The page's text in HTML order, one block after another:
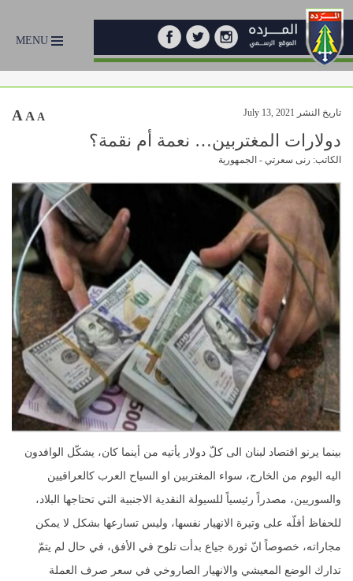
MENU
تاريخ النشر July 13, 2021 A A A
دولارات المغتربين… نعمة أم نقمة؟
الكاتب: رنى سعرتي - الجمهورية
بينما يرنو اقتصاد لبنان الى كلّ دولار يأتيه من أينما كان، يشكّل الوافدون
اليه اليوم من الخارج، سواء المغتربين او السياح العرب كالعراقيين
والسوريين، مصدراً رئيسياً للسيولة النقدية الاجنبية التي تحتاجها البلاد،
للحفاظ أقلّه على وتيرة الانهيار نفسها، وليس تسارعها بشكل لا يمكن
مجاراته، خصوصاً انّ ثورة جياع بدأت تلوح في الأفق، في حال لم يتمّ
تدارك الوضع المعيشي والانهيار الصاروخي في سعر صرف العملة